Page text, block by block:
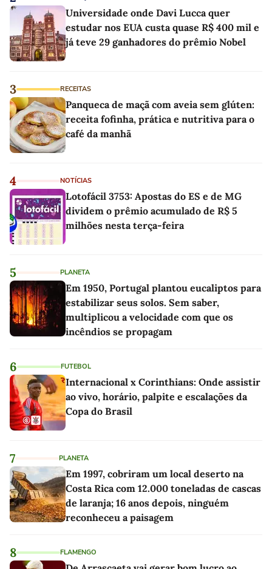
Universidade onde Davi Lucca quer
estudar nos EUA custa quase R$ 400 mil e
já teve 29 ganhadores do prêmio Nobel
3 RECEITAS
Panqueca de maçã com aveia sem glúten:
receita fofinha, prática e nutritiva para o
café da manhã
4 NOTÍCIAS
Lotofácil 3753: Apostas do ES e de MG
dividem o prêmio acumulado de R$ 5
milhões nesta terça-feira
5 PLANETA
Em 1950, Portugal plantou eucaliptos para
estabilizar seus solos. Sem saber,
multiplicou a velocidade com que os
incêndios se propagam
6 FUTEBOL
Internacional x Corinthians: Onde assistir
ao vivo, horário, palpite e escalações da
Copa do Brasil
7 PLANETA
Em 1997, cobriram um local deserto na
Costa Rica com 12.000 toneladas de cascas
de laranja; 16 anos depois, ninguém
reconheceu a paisagem
8 FLAMENGO